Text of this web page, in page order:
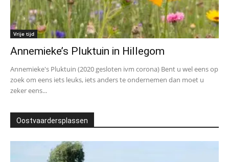
Vrije tijd
Annemieke’s Pluktuin in Hillegom
Annemieke's Pluktuin (2020 gesloten ivm corona) Bent u wel eens op
zoek om eens iets leuks, iets anders te ondernemen dan moet u
zeker eens...
Oostvaardersplassen